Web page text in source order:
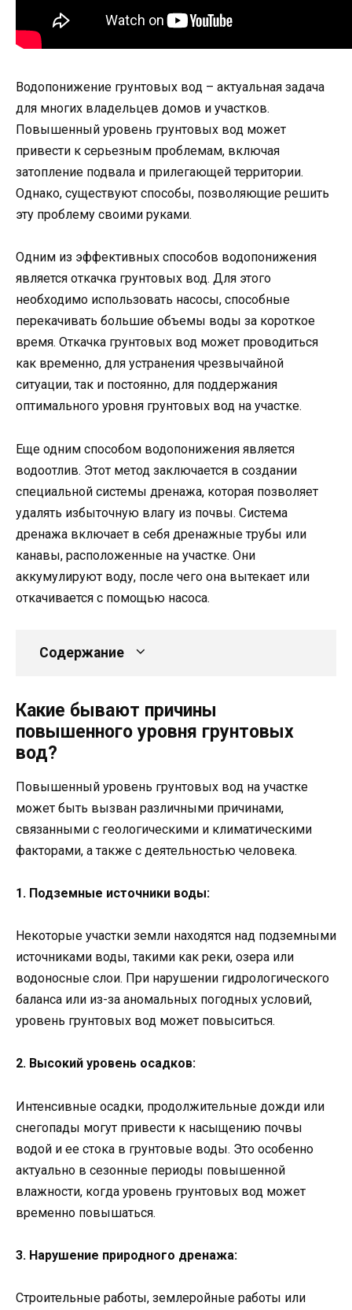
Водопонижение грунтовых вод – актуальная задача
для многих владельцев домов и участков.
Повышенный уровень грунтовых вод может
привести к серьезным проблемам, включая
затопление подвала и прилегающей территории.
Однако, существуют способы, позволяющие решить
эту проблему своими руками.
Одним из эффективных способов водопонижения
является откачка грунтовых вод. Для этого
необходимо использовать насосы, способные
перекачивать большие объемы воды за короткое
время. Откачка грунтовых вод может проводиться
как временно, для устранения чрезвычайной
ситуации, так и постоянно, для поддержания
оптимального уровня грунтовых вод на участке.
Еще одним способом водопонижения является
водоотлив. Этот метод заключается в создании
специальной системы дренажа, которая позволяет
удалять избыточную влагу из почвы. Система
дренажа включает в себя дренажные трубы или
канавы, расположенные на участке. Они
аккумулируют воду, после чего она вытекает или
откачивается с помощью насоса.
Содержание
Какие бывают причины
повышенного уровня грунтовых
вод?
Повышенный уровень грунтовых вод на участке
может быть вызван различными причинами,
связанными с геологическими и климатическими
факторами, а также с деятельностью человека.
1. Подземные источники воды:
Некоторые участки земли находятся над подземными
источниками воды, такими как реки, озера или
водоносные слои. При нарушении гидрологического
баланса или из-за аномальных погодных условий,
уровень грунтовых вод может повыситься.
2. Высокий уровень осадков:
Интенсивные осадки, продолжительные дожди или
снегопады могут привести к насыщению почвы
водой и ее стока в грунтовые воды. Это особенно
актуально в сезонные периоды повышенной
влажности, когда уровень грунтовых вод может
временно повышаться.
3. Нарушение природного дренажа:
Строительные работы, землеройные работы или